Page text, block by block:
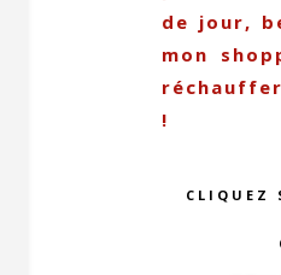
de jour,
mon
!
CLIQUEZ